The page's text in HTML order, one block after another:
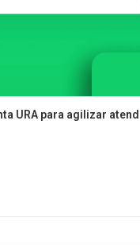
URA para agilizar